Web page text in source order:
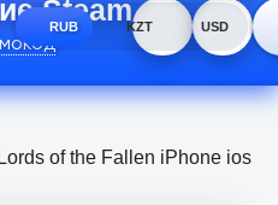
Steam
RUB KZT USD
Lords of the Fallen iPhone ios